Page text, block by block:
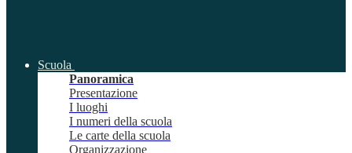
Scuola
Panoramica
Presentazione
I luoghi
I numeri della scuola
Le carte della scuola
Organizzazione